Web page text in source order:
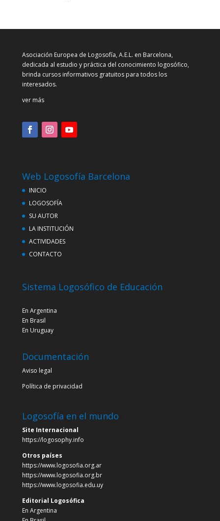
Asociación Europea de Logosofía, A.E.L. en Barcelona,
dedicada al estudio y práctica del conocimiento logosófico,
brinda cursos informativos gratuitos para todos los
interesados.
ver más
Web Logosofía Barcelona
INICIO
LOGOSOFÍA
SU AUTOR
LA INSTITUCIÓN
ACTIVIDADES
CONTACTO
Sistema Logosófico de Educación
En Argentina
En Brasil
En Uruguay
Documentación
Aviso legal
Política de privacidad
Logosofía en el mundo
Site Internacional
https://logosophy.info
Otros países
https://www.logosofia.org.ar
https://www.logosofia.org.br
https://www.logosofia.edu.uy
Editorial Logosófica
En Argentina